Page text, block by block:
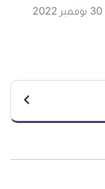
30 نوفمبر 2022